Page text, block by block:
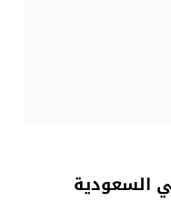
السعودية